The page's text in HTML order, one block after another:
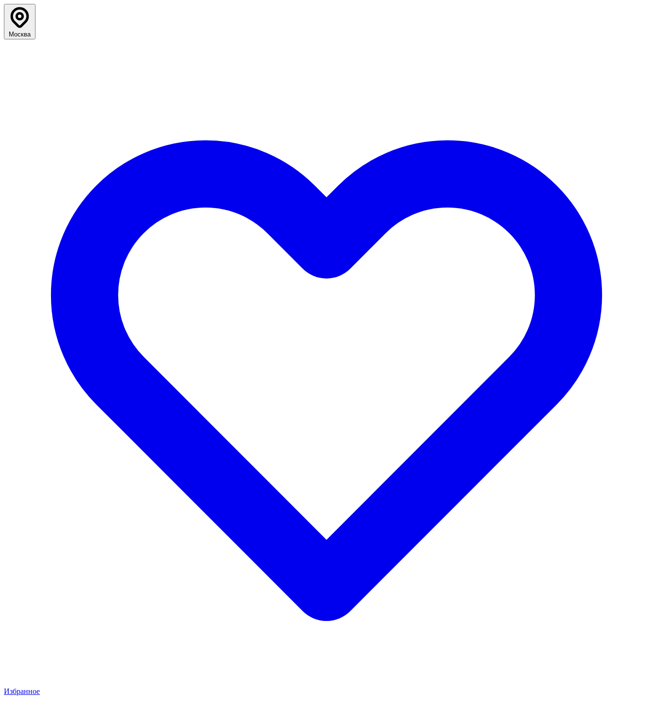
Москва
Избранное